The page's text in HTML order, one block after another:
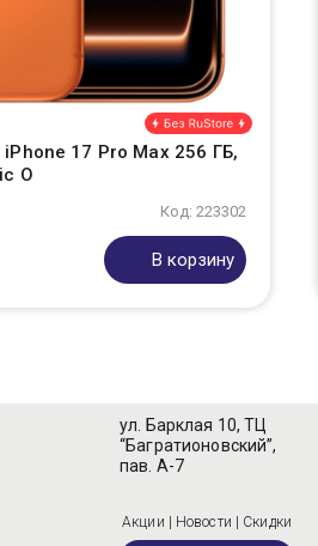
17 Pro Max 256 ГБ,
O
Код: 223302
В корзину
ул. Барклая 10, ТЦ
“Багратионовский”,
пав. А-7
Акции | Новости | Скидки